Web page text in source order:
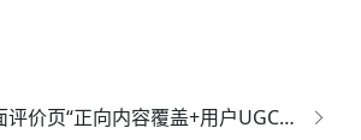
品牌词SEO：负面评价页“正向内容覆盖+用户UGC引导”的口碑修复技巧